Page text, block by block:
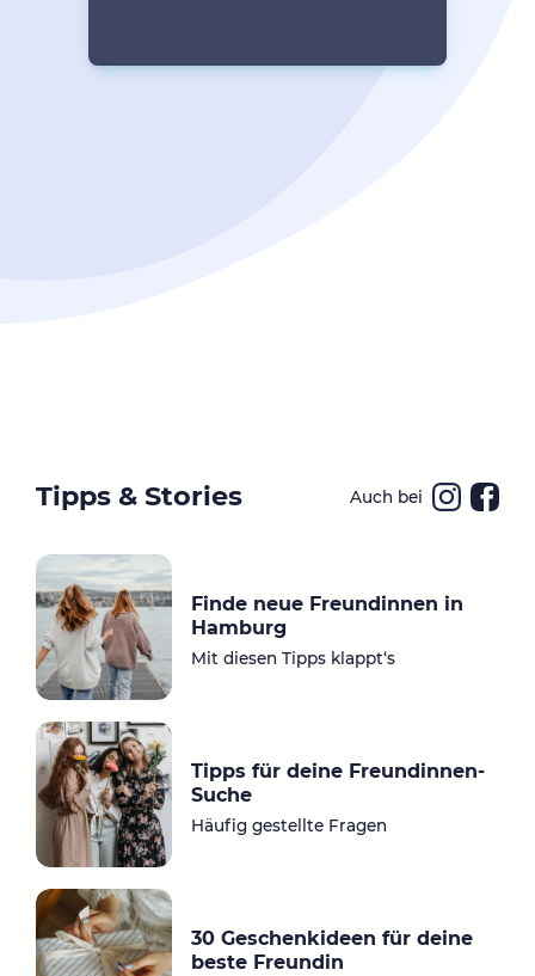
Tipps & Stories Auch bei
a
Finde neue Freundinnen in
Hamburg
Mit diesen Tipps klappt‘s
Tipps für deine Freundinnen-
Suche
Häufig gestellte Fragen
30 Geschenkideen für deine
beste Freundin